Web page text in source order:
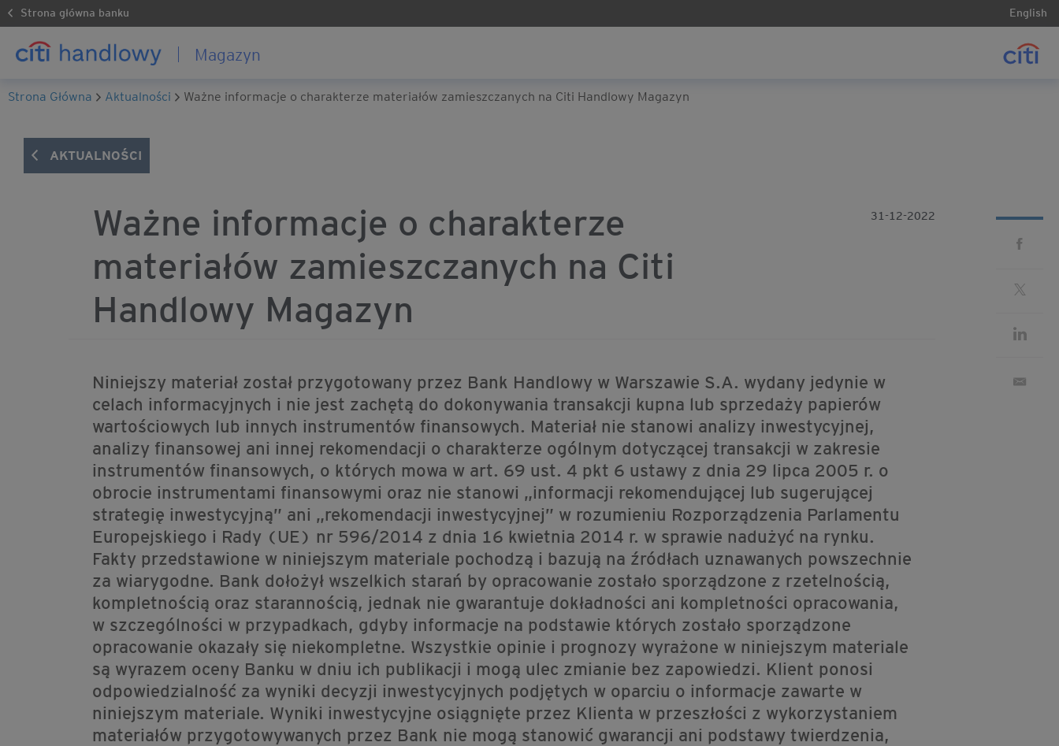
Strona główna banku English
Magazyn
Strona Główna Aktualności Ważne informacje o charakterze materiałów zamieszczanych na Citi Handlowy Magazyn
AKTUALNOŚCI
Ważne informacje o charakterze
materiałów zamieszczanych na Citi
Handlowy Magazyn
31-12-2022
Niniejszy materiał został przygotowany przez Bank Handlowy w Warszawie S.A. wydany jedynie w
celach informacyjnych i nie jest zachętą do dokonywania transakcji kupna lub sprzedaży papierów
wartościowych lub innych instrumentów finansowych. Materiał nie stanowi analizy inwestycyjnej,
analizy finansowej ani innej rekomendacji o charakterze ogólnym dotyczącej transakcji w zakresie
instrumentów finansowych, o których mowa w art. 69 ust. 4 pkt 6 ustawy z dnia 29 lipca 2005 r. o
obrocie instrumentami finansowymi oraz nie stanowi „informacji rekomendującej lub sugerującej
strategię inwestycyjną” ani „rekomendacji inwestycyjnej” w rozumieniu Rozporządzenia Parlamentu
Europejskiego i Rady (UE) nr 596/2014 z dnia 16 kwietnia 2014 r. w sprawie nadużyć na rynku.
Fakty przedstawione w niniejszym materiale pochodzą i bazują na źródłach uznawanych powszechnie
za wiarygodne. Bank dołożył wszelkich starań by opracowanie zostało sporządzone z rzetelnością,
kompletnością oraz starannością, jednak nie gwarantuje dokładności ani kompletności opracowania,
w szczególności w przypadkach, gdyby informacje na podstawie których zostało sporządzone
opracowanie okazały się niekompletne. Wszystkie opinie i prognozy wyrażone w niniejszym materiale
są wyrazem oceny Banku w dniu ich publikacji i mogą ulec zmianie bez zapowiedzi. Klient ponosi
odpowiedzialność za wyniki decyzji inwestycyjnych podjętych w oparciu o informacje zawarte w
niniejszym materiale. Wyniki inwestycyjne osiągnięte przez Klienta w przeszłości z wykorzystaniem
materiałów przygotowywanych przez Bank nie mogą stanowić gwarancji ani podstawy twierdzenia,